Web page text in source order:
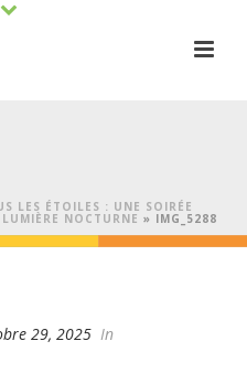
LES ÉTOILES : UNE SOIRÉE
NOCTURNE » IMG_5288
29, 2025 In